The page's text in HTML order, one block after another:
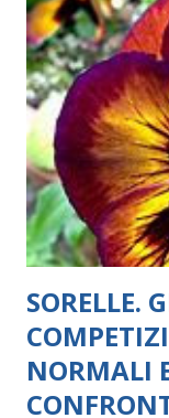
SORELLE.
NORMALI